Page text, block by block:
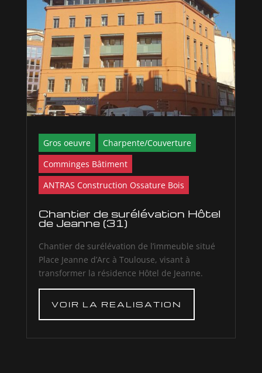
Gros oeuvre
Charpente/Couverture
Comminges Bâtiment
ANTRAS Construction Ossature Bois
Chantier de surélévation Hôtel
de Jeanne (31)
Chantier de surélévation de l’immeuble situé
Place Jeanne d’Arc à Toulouse, visant à
transformer la résidence Hôtel de Jeanne.
VOIR LA REALISATION